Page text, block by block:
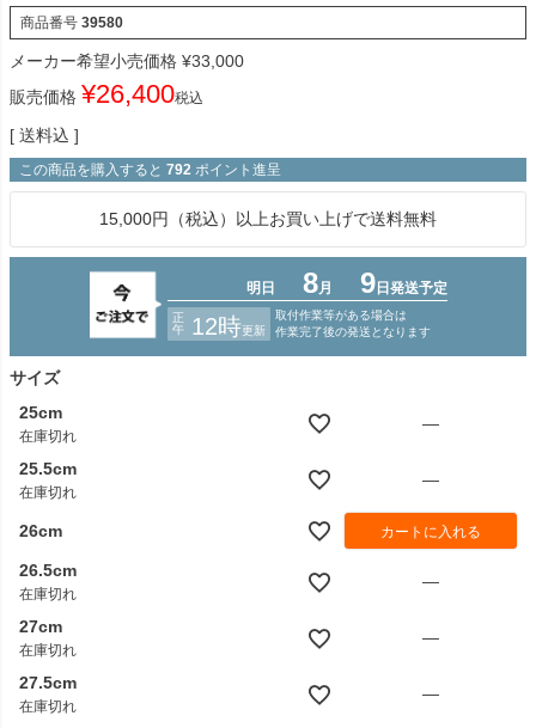
商品番号 39580
メーカー希望小売価格 ¥33,000
販売価格 ¥26,400税込
送料込
この商品を購入すると 792 ポイント進呈
15,000円（税込）以上お買い上げで送料無料
サイズ
25cm
在庫切れ
—
25.5cm
在庫切れ
—
26cm カートに入れる
26.5cm
在庫切れ
—
27cm
在庫切れ
—
27.5cm
在庫切れ
—